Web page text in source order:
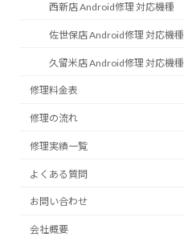
西新店 Android修理 対応機種
佐世保店 Android修理 対応機種
久留米店 Android修理 対応機種
修理料金表
修理の流れ
修理実績一覧
よくある質問
お問い合わせ
会社概要